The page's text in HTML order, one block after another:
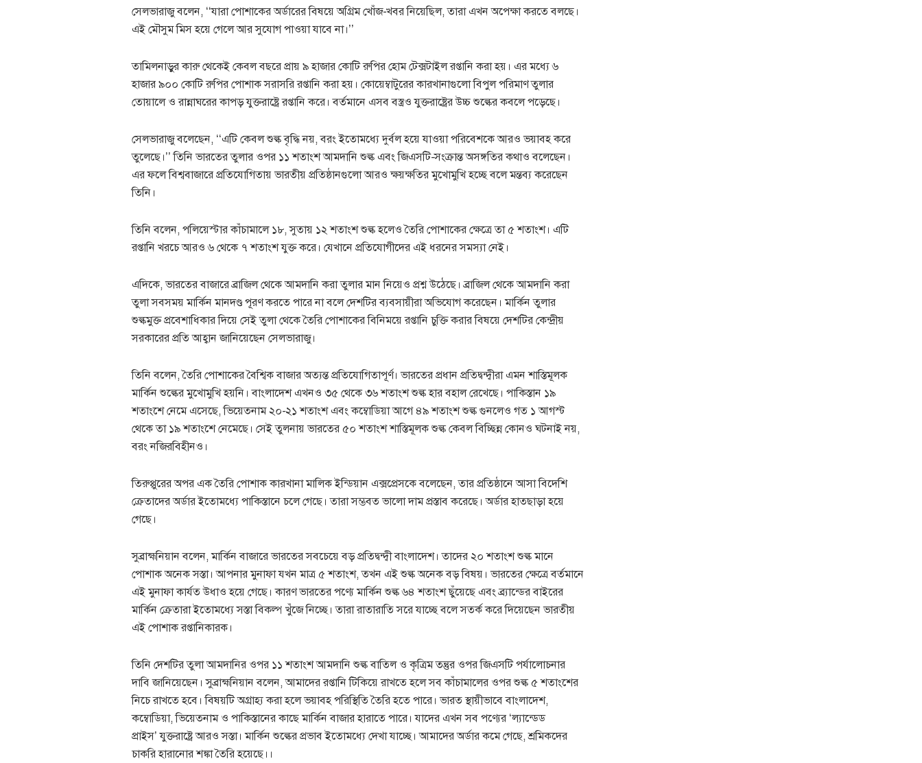
সেলভারাজু বলেন, ‘‘যারা পোশাকের অর্ডারের বিষয়ে অগ্রিম খোঁজ-খবর নিয়েছিল, তারা এখন অপেক্ষা করতে বলছে।
এই মৌসুম মিস হয়ে গেলে আর সুযোগ পাওয়া যাবে না।’’
তামিলনাড়ুর কারু থেকেই কেবল বছরে প্রায় ৯ হাজার কোটি রুপির হোম টেক্সটাইল রপ্তানি করা হয়। এর মধ্যে ৬
হাজার ৯০০ কোটি রুপির পোশাক সরাসরি রপ্তানি করা হয়। কোয়েম্বাটুরের কারখানাগুলো বিপুল পরিমাণ তুলার
তোয়ালে ও রান্নাঘরের কাপড় যুক্তরাষ্ট্রে রপ্তানি করে। বর্তমানে এসব বস্ত্রও যুক্তরাষ্ট্রের উচ্চ শুল্কের কবলে পড়েছে।
সেলভারাজু বলেছেন, ‘‘এটি কেবল শুল্ক বৃদ্ধি নয়, বরং ইতোমধ্যে দুর্বল হয়ে যাওয়া পরিবেশকে আরও ভয়াবহ করে
তুলেছে।’’ তিনি ভারতের তুলার ওপর ১১ শতাংশ আমদানি শুল্ক এবং জিএসটি-সংক্রান্ত অসঙ্গতির কথাও বলেছেন।
এর ফলে বিশ্ববাজারে প্রতিযোগিতায় ভারতীয় প্রতিষ্ঠানগুলো আরও ক্ষয়ক্ষতির মুখোমুখি হচ্ছে বলে মন্তব্য করেছেন
তিনি।
তিনি বলেন, পলিয়েস্টার কাঁচামালে ১৮, সুতায় ১২ শতাংশ শুল্ক হলেও তৈরি পোশাকের ক্ষেত্রে তা ৫ শতাংশ। এটি
রপ্তানি খরচে আরও ৬ থেকে ৭ শতাংশ যুক্ত করে। যেখানে প্রতিযোগীদের এই ধরনের সমস্যা নেই।
এদিকে, ভারতের বাজারে ব্রাজিল থেকে আমদানি করা তুলার মান নিয়েও প্রশ্ন উঠেছে। ব্রাজিল থেকে আমদানি করা
তুলা সবসময় মার্কিন মানদণ্ড পূরণ করতে পারে না বলে দেশটির ব্যবসায়ীরা অভিযোগ করেছেন। মার্কিন তুলার
শুল্কমুক্ত প্রবেশাধিকার দিয়ে সেই তুলা থেকে তৈরি পোশাকের বিনিময়ে রপ্তানি চুক্তি করার বিষয়ে দেশটির কেন্দ্রীয়
সরকারের প্রতি আহ্বান জানিয়েছেন সেলভারাজু।
তিনি বলেন, তৈরি পোশাকের বৈশ্বিক বাজার অত্যন্ত প্রতিযোগিতাপূর্ণ। ভারতের প্রধান প্রতিদ্বন্দ্বীরা এমন শাস্তিমূলক
মার্কিন শুল্কের মুখোমুখি হয়নি। বাংলাদেশ এখনও ৩৫ থেকে ৩৬ শতাংশ শুল্ক হার বহাল রেখেছে। পাকিস্তান ১৯
শতাংশে নেমে এসেছে, ভিয়েতনাম ২০-২১ শতাংশ এবং কম্বোডিয়া আগে ৪৯ শতাংশ শুল্ক গুনলেও গত ১ আগস্ট
থেকে তা ১৯ শতাংশে নেমেছে। সেই তুলনায় ভারতের ৫০ শতাংশ শাস্তিমূলক শুল্ক কেবল বিচ্ছিন্ন কোনও ঘটনাই নয়,
বরং নজিরবিহীনও।
তিরুপ্পুরের অপর এক তৈরি পোশাক কারখানা মালিক ইন্ডিয়ান এক্সপ্রেসকে বলেছেন, তার প্রতিষ্ঠানে আসা বিদেশি
ক্রেতাদের অর্ডার ইতোমধ্যে পাকিস্তানে চলে গেছে। তারা সম্ভবত ভালো দাম প্রস্তাব করেছে। অর্ডার হাতছাড়া হয়ে
গেছে।
সুব্রাহ্মনিয়ান বলেন, মার্কিন বাজারে ভারতের সবচেয়ে বড় প্রতিদ্বন্দ্বী বাংলাদেশ। তাদের ২০ শতাংশ শুল্ক মানে
পোশাক অনেক সস্তা। আপনার মুনাফা যখন মাত্র ৫ শতাংশ, তখন এই শুল্ক অনেক বড় বিষয়। ভারতের ক্ষেত্রে বর্তমানে
এই মুনাফা কার্যত উধাও হয়ে গেছে। কারণ ভারতের পণ্যে মার্কিন শুল্ক ৬৪ শতাংশ ছুঁয়েছে এবং ব্র্যান্ডের বাইরের
মার্কিন ক্রেতারা ইতোমধ্যে সস্তা বিকল্প খুঁজে নিচ্ছে। তারা রাতারাতি সরে যাচ্ছে বলে সতর্ক করে দিয়েছেন ভারতীয়
এই পোশাক রপ্তানিকারক।
তিনি দেশটির তুলা আমদানির ওপর ১১ শতাংশ আমদানি শুল্ক বাতিল ও কৃত্রিম তন্তুর ওপর জিএসটি পর্যালোচনার
দাবি জানিয়েছেন। সুব্রাহ্মনিয়ান বলেন, আমাদের রপ্তানি টিকিয়ে রাখতে হলে সব কাঁচামালের ওপর শুল্ক ৫ শতাংশের
নিচে রাখতে হবে। বিষয়টি অগ্রাহ্য করা হলে ভয়াবহ পরিস্থিতি তৈরি হতে পারে। ভারত স্থায়ীভাবে বাংলাদেশ,
কম্বোডিয়া, ভিয়েতনাম ও পাকিস্তানের কাছে মার্কিন বাজার হারাতে পারে। যাদের এখন সব পণ্যের ‘ল্যান্ডেড
প্রাইস’ যুক্তরাষ্ট্রে আরও সস্তা। মার্কিন শুল্কের প্রভাব ইতোমধ্যে দেখা যাচ্ছে। আমাদের অর্ডার কমে গেছে, শ্রমিকদের
চাকরি হারানোর শঙ্কা তৈরি হয়েছে।।